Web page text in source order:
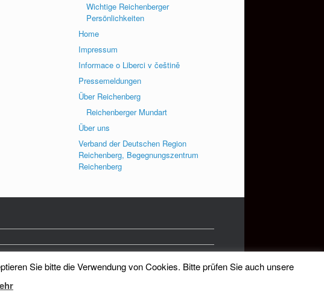
Wichtige Reichenberger
Persönlichkeiten
Home
Impressum
Informace o Liberci v češtině
Pressemeldungen
Über Reichenberg
Reichenberger Mundart
Über uns
Verband der Deutschen Region
Reichenberg, Begegnungszentrum
Reichenberg
Sie bitte die Verwendung von Cookies. Bitte prüfen Sie auch unsere